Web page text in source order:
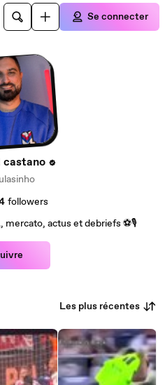
Se connecter
castano
followers
mercato, actus et debriefs ⚽️🎙️
Les plus récentes